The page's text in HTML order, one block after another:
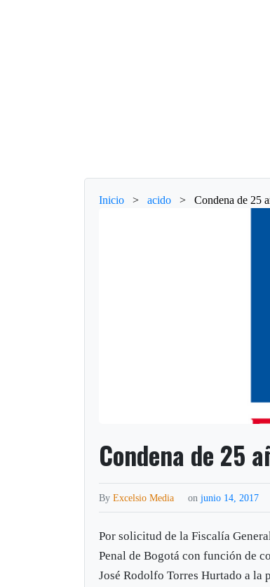
Inicio > acido > Condena de 25
Condena de 25
ByExcelsio Media onjunio 14, 2017
Por solicitud de la Fiscalía
Penal de Bogotá con función de
José Rodolfo Torres Hurtado a la